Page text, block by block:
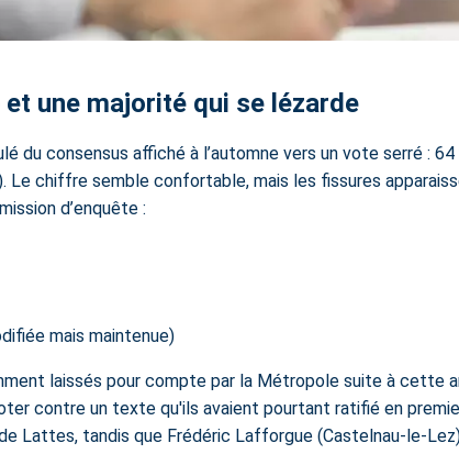
une majorité qui se lézarde
du consensus affiché à l’automne vers un vote serré :
Le chiffre semble confortable, mais les fissures
d’enquête :
mais maintenue)
laissés pour compte par la Métropole suite à cette
contre un texte qu'ils avaient pourtant ratifié en
Lattes, tandis que Frédéric Lafforgue (Castelnau-le-